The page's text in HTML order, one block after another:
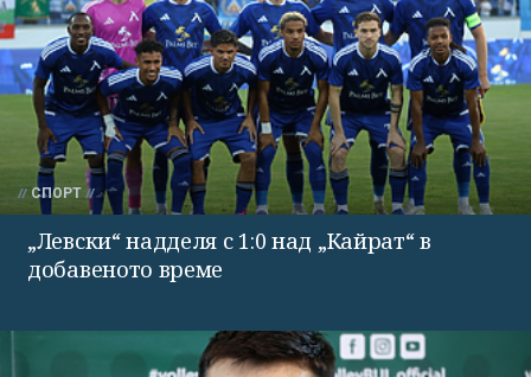
СПОРТ
„Левски“ надделя с 1:0 над „Кайрат“ в
добавеното време